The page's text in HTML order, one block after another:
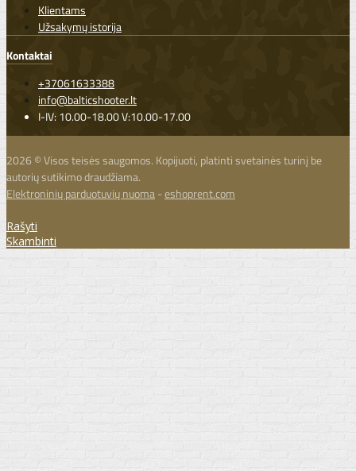
Klientams
Užsakymų istorija
Kontaktai
+37061633388
info@balticshooter.lt
I-IV: 10.00-18.00 V:10.00-17.00
2026 © Visos teisės saugomos. Kopijuoti, platinti svetainės turinį be
autorių sutikimo draudžiama.
Elektroninių parduotuvių nuoma-eshoprent.com
Rašyti
Skambinti